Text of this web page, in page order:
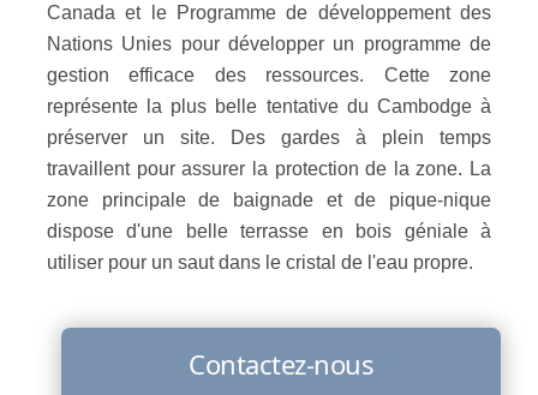
Canada et le Programme de développement des
Nations Unies pour développer un programme de
gestion efficace des ressources. Cette zone
représente la plus belle tentative du Cambodge à
préserver un site. Des gardes à plein temps
travaillent pour assurer la protection de la zone. La
zone principale de baignade et de pique-nique
dispose d'une belle terrasse en bois géniale à
utiliser pour un saut dans le cristal de l'eau propre.
Contactez-nous